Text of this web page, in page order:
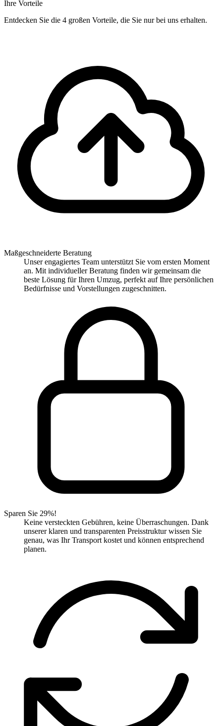
Ihre Vorteile
Entdecken Sie die 4 großen Vorteile, die Sie nur bei uns erhalten.
Maßgeschneiderte Beratung
Unser engagiertes Team unterstützt Sie vom ersten Moment
an. Mit individueller Beratung finden wir gemeinsam die
beste Lösung für Ihren Umzug, perfekt auf Ihre persönlichen
Bedürfnisse und Vorstellungen zugeschnitten.
Sparen Sie 29%!
Keine versteckten Gebühren, keine Überraschungen. Dank
unserer klaren und transparenten Preisstruktur wissen Sie
genau, was Ihr Transport kostet und können entsprechend
planen.